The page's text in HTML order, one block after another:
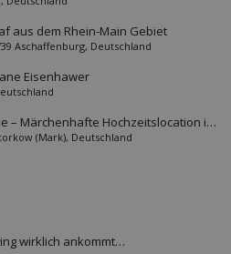
aus dem Rhein-Main Gebiet
Aschaffenburg, Deutschland
Eisenhawer
– Märchenhafte Hochzeitslocation im
(Mark), Deutschland
wirklich ankommt…